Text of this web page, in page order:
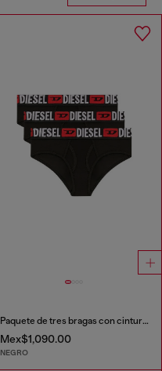
Paquete de tres bragas con cintura con logotipo grande
Mex$1,090.00
NEGRO